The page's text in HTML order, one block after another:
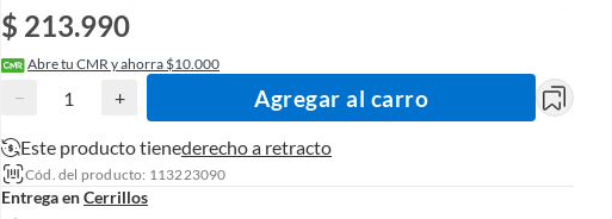
$ 213.990
Abre tu CMR y ahorra $10.000
− + Agregar al carro
Este producto tienederecho a retracto
Cód. del producto: 113223090
Entrega enCerrillos